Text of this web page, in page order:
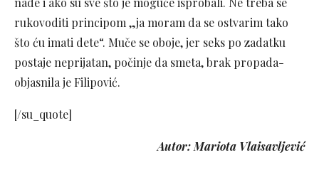
rukovoditi principom „ja moram da se ostvarim tako
što ću imati dete“. Muče se oboje, jer seks po zadatku
postaje neprijatan, počinje da smeta, brak propada-
objasnila je Filipović.
[/su_quote]
Autor: Mariota Vlaisavljević